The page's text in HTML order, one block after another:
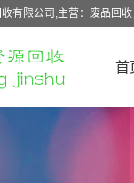
有限公司,主营：废品回
首